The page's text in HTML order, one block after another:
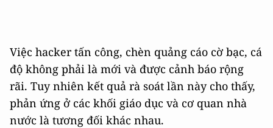
Việc hacker tấn công, chèn quảng cáo cờ bạc, cá
độ không phải là mới và được cảnh báo rộng
rãi. Tuy nhiên kết quả rà soát lần này cho thấy,
phản ứng ở các khối giáo dục và cơ quan nhà
nước là tương đối khác nhau.